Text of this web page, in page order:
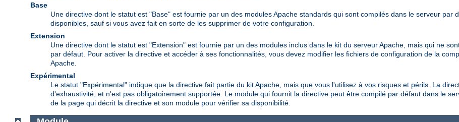
Base
Une directive dont le statut est "Base" est fournie par un des modules Apache standards qui sont compilés dans le serveur par
disponibles, sauf si vous avez fait en sorte de les supprimer de votre configuration.
Extension
Une directive dont le statut est "Extension" est fournie par un des modules inclus dans le kit du serveur Apache, mais qui ne
par défaut. Pour activer la directive et accéder à ses fonctionnalités, vous devez modifier les fichiers de configuration de la
Apache.
Expérimental
Le statut "Expérimental" indique que la directive fait partie du kit Apache, mais que vous l'utilisez à vos risques et périls. La
d'exhaustivité, et n'est pas obligatoirement supportée. Le module qui fournit la directive peut être compilé par défaut dans le
de la page qui décrit la directive et son module pour vérifier sa disponibilité.